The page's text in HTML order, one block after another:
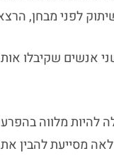
לפני מבחן,
אנשים שקיבלו
להיות מלווה
מסייעת